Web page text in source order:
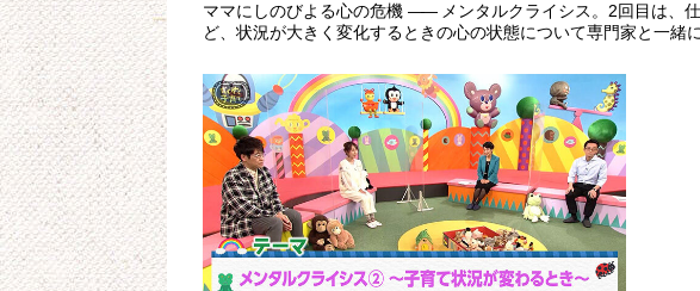
ママにしのびよる心の危機 ——メンタルクライシス。2回目は、
ど、状況が大きく変化するときの心の状態について専門家と一緒